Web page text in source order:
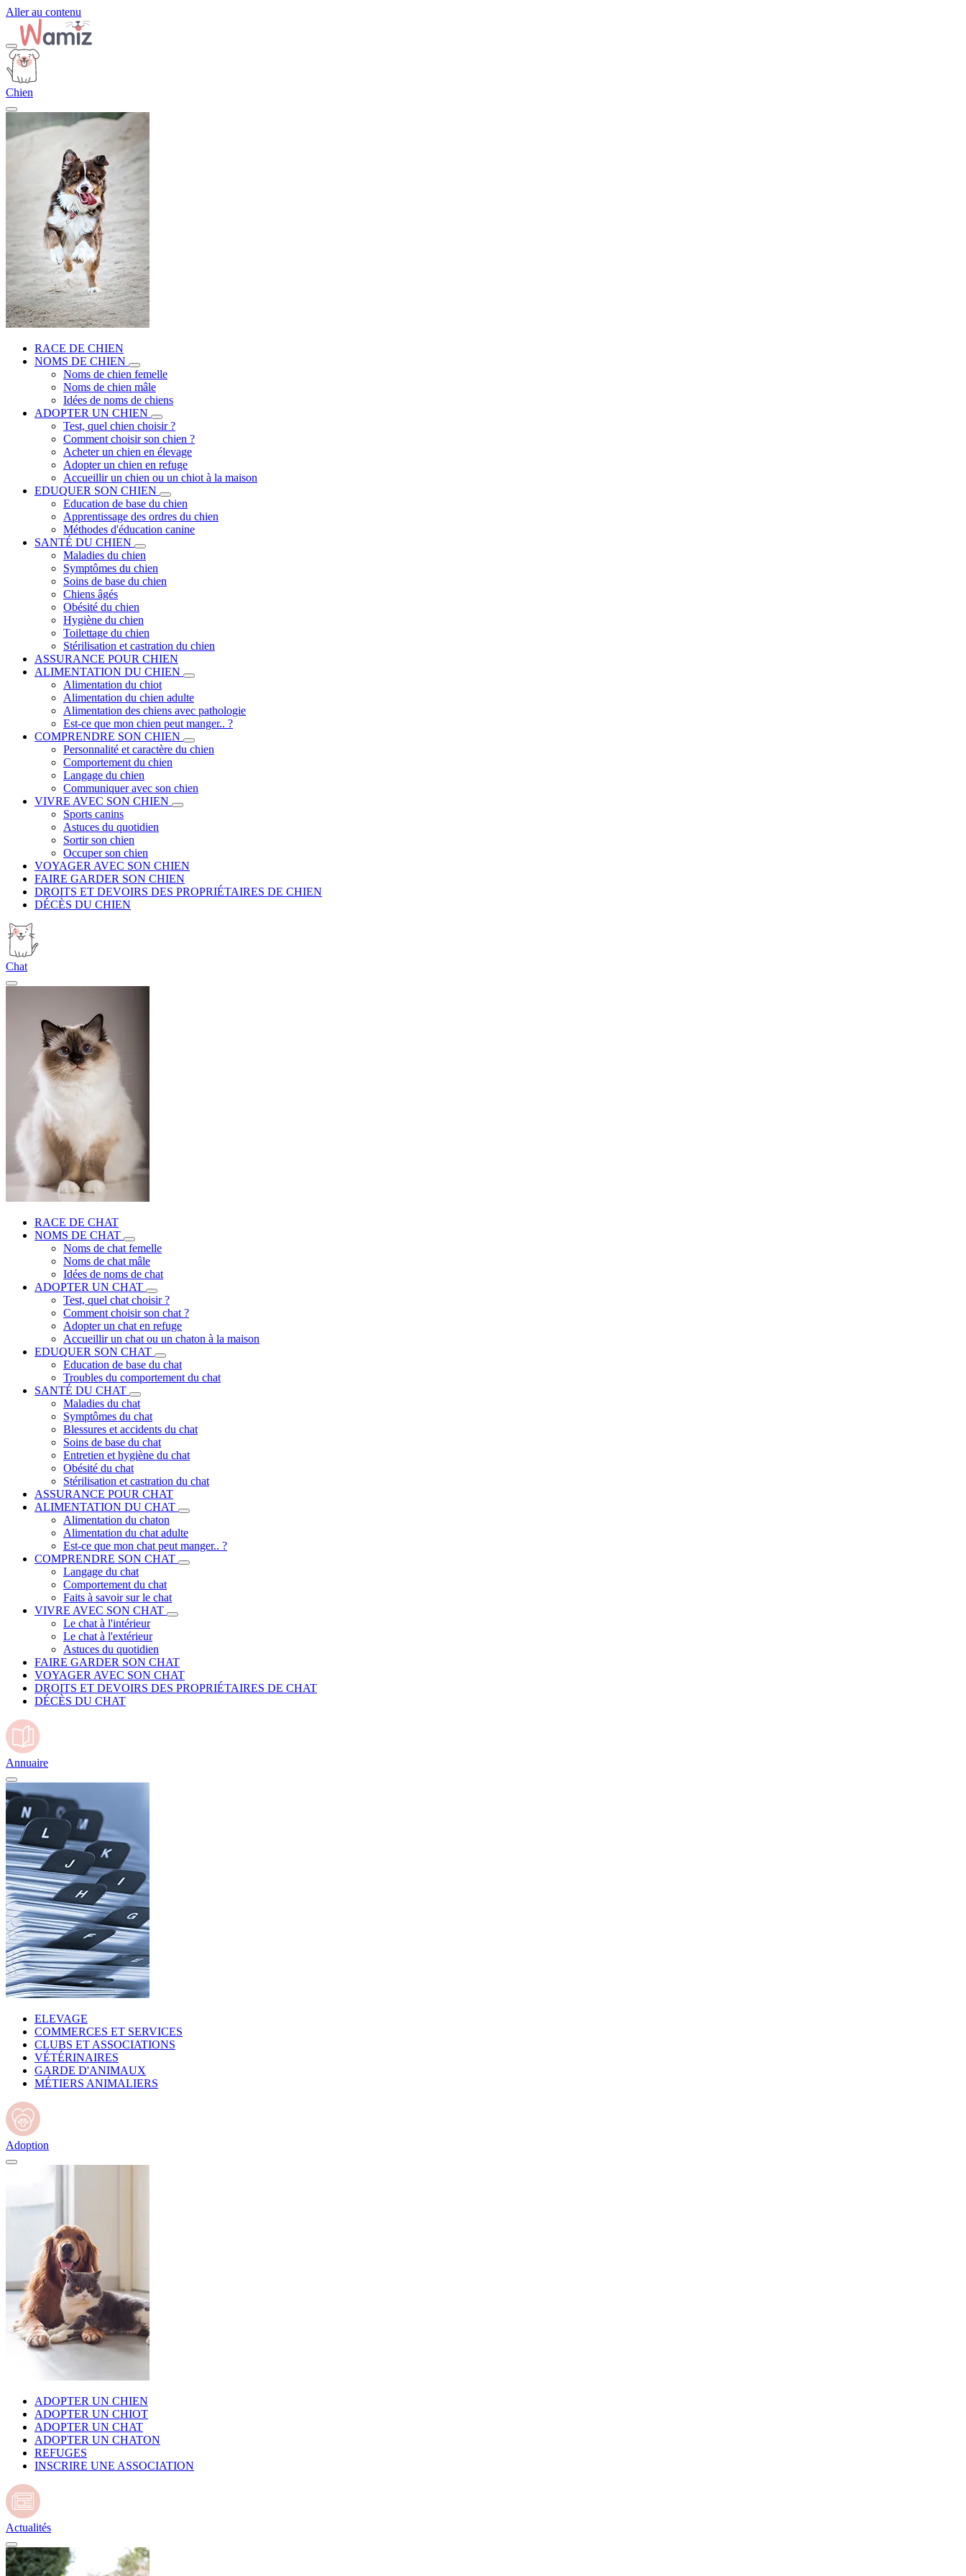
Aller au contenu
Chien
RACE DE CHIEN
NOMS DE CHIEN
Noms de chien femelle
Noms de chien mâle
Idées de noms de chiens
ADOPTER UN CHIEN
Test, quel chien choisir ?
Comment choisir son chien ?
Acheter un chien en élevage
Adopter un chien en refuge
Accueillir un chien ou un chiot à la maison
EDUQUER SON CHIEN
Education de base du chien
Apprentissage des ordres du chien
Méthodes d'éducation canine
SANTÉ DU CHIEN
Maladies du chien
Symptômes du chien
Soins de base du chien
Chiens âgés
Obésité du chien
Hygiène du chien
Toilettage du chien
Stérilisation et castration du chien
ASSURANCE POUR CHIEN
ALIMENTATION DU CHIEN
Alimentation du chiot
Alimentation du chien adulte
Alimentation des chiens avec pathologie
Est-ce que mon chien peut manger.. ?
COMPRENDRE SON CHIEN
Personnalité et caractère du chien
Comportement du chien
Langage du chien
Communiquer avec son chien
VIVRE AVEC SON CHIEN
Sports canins
Astuces du quotidien
Sortir son chien
Occuper son chien
VOYAGER AVEC SON CHIEN
FAIRE GARDER SON CHIEN
DROITS ET DEVOIRS DES PROPRIÉTAIRES DE CHIEN
DÉCÈS DU CHIEN
Chat
RACE DE CHAT
NOMS DE CHAT
Noms de chat femelle
Noms de chat mâle
Idées de noms de chat
ADOPTER UN CHAT
Test, quel chat choisir ?
Comment choisir son chat ?
Adopter un chat en refuge
Accueillir un chat ou un chaton à la maison
EDUQUER SON CHAT
Education de base du chat
Troubles du comportement du chat
SANTÉ DU CHAT
Maladies du chat
Symptômes du chat
Blessures et accidents du chat
Soins de base du chat
Entretien et hygiène du chat
Obésité du chat
Stérilisation et castration du chat
ASSURANCE POUR CHAT
ALIMENTATION DU CHAT
Alimentation du chaton
Alimentation du chat adulte
Est-ce que mon chat peut manger.. ?
COMPRENDRE SON CHAT
Langage du chat
Comportement du chat
Faits à savoir sur le chat
VIVRE AVEC SON CHAT
Le chat à l'intérieur
Le chat à l'extérieur
Astuces du quotidien
FAIRE GARDER SON CHAT
VOYAGER AVEC SON CHAT
DROITS ET DEVOIRS DES PROPRIÉTAIRES DE CHAT
DÉCÈS DU CHAT
Annuaire
ELEVAGE
COMMERCES ET SERVICES
CLUBS ET ASSOCIATIONS
VÉTÉRINAIRES
GARDE D'ANIMAUX
MÉTIERS ANIMALIERS
Adoption
ADOPTER UN CHIEN
ADOPTER UN CHIOT
ADOPTER UN CHAT
ADOPTER UN CHATON
REFUGES
INSCRIRE UNE ASSOCIATION
Actualités